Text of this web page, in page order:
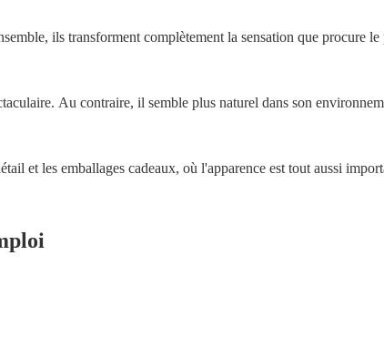
ils transforment complètement la sensation que procure le
Au contraire, il semble plus naturel dans son
et les emballages cadeaux, où l'apparence est tout aussi